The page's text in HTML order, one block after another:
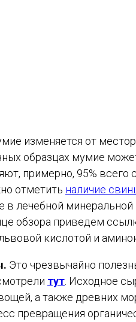
изменяется от
образцах мумие
примерно, 95%
отметить наличие
в лечебной
обзора приведем
кислотой и
Это чрезвычайно
тут . Исходное
а также древних
превращения